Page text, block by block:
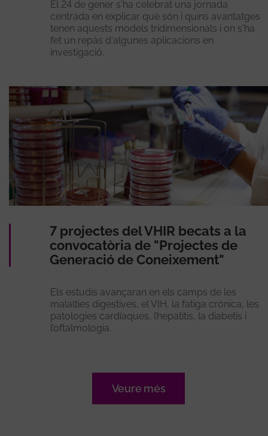
El 24 de gener s'ha celebrat una jornada
centrada en explicar què són i quins avantatges
tenen aquests models tridimensionals i on s'ha
fet un repàs d'algunes aplicacions en
investigació.
7 projectes del VHIR becats a la
convocatòria de "Projectes de
Generació de Coneixement"
Els estudis avançaran en els camps de les
malalties digestives, el VIH, la fatiga crònica, les
patologies cardíaques, l’hepatitis, la diabetis i
l’oftalmologia.
Veure més